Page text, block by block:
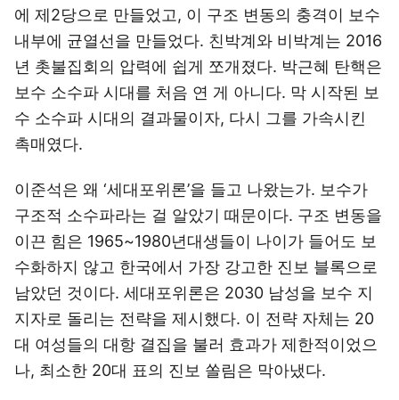
에 제2당으로 만들었고, 이 구조 변동의 충격이 보수
내부에 균열선을 만들었다. 친박계와 비박계는 2016
년 촛불집회의 압력에 쉽게 쪼개졌다. 박근혜 탄핵은
보수 소수파 시대를 처음 연 게 아니다. 막 시작된 보
수 소수파 시대의 결과물이자, 다시 그를 가속시킨
촉매였다.
이준석은 왜 ‘세대포위론’을 들고 나왔는가. 보수가
구조적 소수파라는 걸 알았기 때문이다. 구조 변동을
이끈 힘은 1965~1980년대생들이 나이가 들어도 보
수화하지 않고 한국에서 가장 강고한 진보 블록으로
남았던 것이다. 세대포위론은 2030 남성을 보수 지
지자로 돌리는 전략을 제시했다. 이 전략 자체는 20
대 여성들의 대항 결집을 불러 효과가 제한적이었으
나, 최소한 20대 표의 진보 쏠림은 막아냈다.